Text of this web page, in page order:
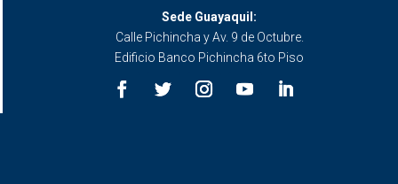
Sede Guayaquil:
Calle Pichincha y Av. 9 de Octubre.
Edificio Banco Pichincha 6to Piso